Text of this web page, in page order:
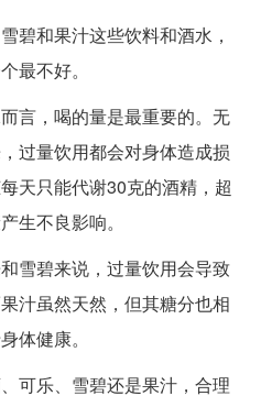
碧和果汁这些饮料和酒水，
最不好。
言，喝的量是最重要的。无
过量饮用都会对身体造成损
天只能代谢30克的酒精，超
生不良影响。
雪碧来说，过量饮用会导致
汁虽然天然，但其糖分也相
体健康。
可乐、雪碧还是果汁，合理